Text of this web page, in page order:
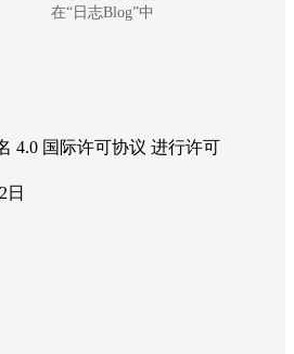
在“日志Blog”中
4.0 国际许可协议 进行许可
日